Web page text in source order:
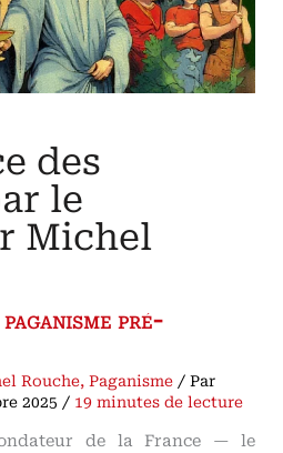
des
le
Michel
pré-
Rouche,Paganisme / Par
2025 / 19 minutes de lecture
de la France — le